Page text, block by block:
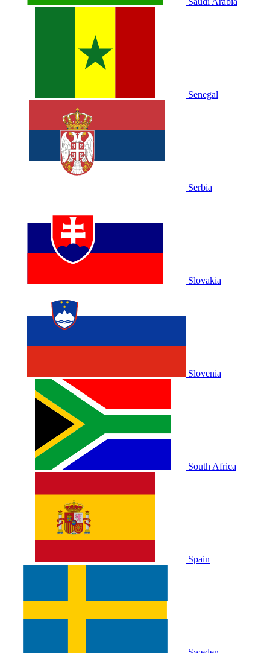
Senegal
Serbia
Slovakia
Slovenia
South Africa
Spain